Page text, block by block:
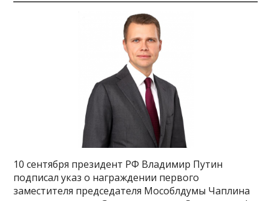
10 сентября президент РФ Владимир Путин
подписал указ о награждении первого
заместителя председателя Мособлдумы Чаплина